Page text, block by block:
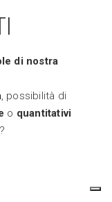
di nostra
, possibilità di
o quantitativi